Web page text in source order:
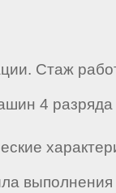
Стаж
4
выполнения